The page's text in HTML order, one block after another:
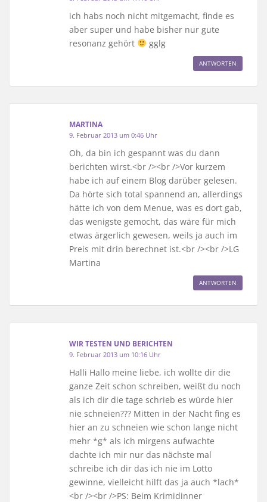
ich habs noch nicht mitgemacht, finde es
aber super und habe bisher nur gute
resonanz gehört
gglg
ANTWORTEN
MARTINA
9. Februar 2013 um 0:46 Uhr
Oh, da bin ich gespannt was du dann
berichten wirst.<br /><br />Vor kurzem
habe ich auf einem Blog darüber gelesen.
Da hörte sich total spannend an, allerdings
hätte ich von dem Menue, was es dort gab,
das wenigste gemocht, das wäre für mich
etwas ärgerlich gewesen, weils ja auch im
Preis mit drin berechnet ist.<br /><br />LG
Martina
ANTWORTEN
WIR TESTEN UND BERICHTEN
9. Februar 2013 um 10:16 Uhr
Halli Hallo meine liebe, ich wollte dir die
ganze Zeit schon schreiben, weißt du noch
als ich dir die tage schrieb es würde hier
nie schneien??? Mitten in der Nacht fing es
hier an zu schneien wie schon lange nicht
mehr *g* als ich mirgens aufwachte
dachte ich mir nur das nächste mal
schreibe ich dir das ich nie im Lotto
gewinne, vielleicht hilft das ja auch *lach*
<br /><br />PS: Beim Krimidinner